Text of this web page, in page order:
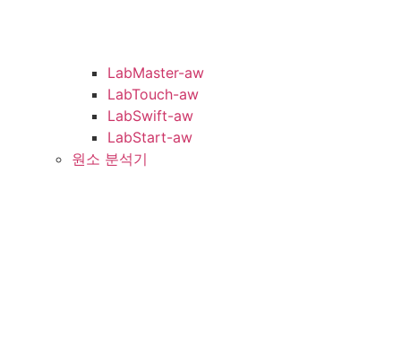
LabMaster-aw
LabTouch-aw
LabSwift-aw
LabStart-aw
원소 분석기